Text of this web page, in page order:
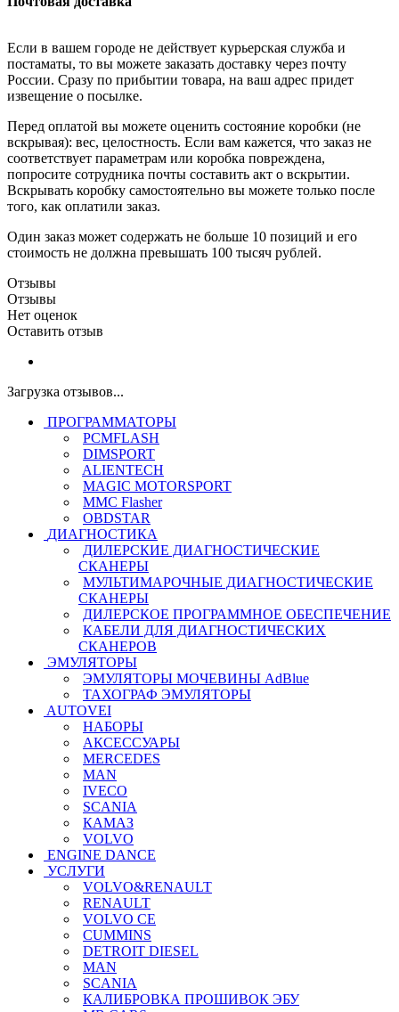
Если в вашем городе не действует курьерская служба и
постаматы, то вы можете заказать доставку через почту
России. Сразу по прибытии товара, на ваш адрес придет
извещение о посылке.
Перед оплатой вы можете оценить состояние коробки (не
вскрывая): вес, целостность. Если вам кажется, что заказ не
соответствует параметрам или коробка повреждена,
попросите сотрудника почты составить акт о вскрытии.
Вскрывать коробку самостоятельно вы можете только после
того, как оплатили заказ.
Один заказ может содержать не больше 10 позиций и его
стоимость не должна превышать 100 тысяч рублей.
Отзывы
Отзывы
Нет оценок
Оставить отзыв
Загрузка отзывов...
ПРОГРАММАТОРЫ
PCMFLASH
DIMSPORT
ALIENTECH
MAGIC MOTORSPORT
MMC Flasher
OBDSTAR
ДИАГНОСТИКА
ДИЛЕРСКИЕ ДИАГНОСТИЧЕСКИЕ
СКАНЕРЫ
МУЛЬТИМАРОЧНЫЕ ДИАГНОСТИЧЕСКИЕ
СКАНЕРЫ
ДИЛЕРСКОЕ ПРОГРАММНОЕ ОБЕСПЕЧЕНИЕ
КАБЕЛИ ДЛЯ ДИАГНОСТИЧЕСКИХ
СКАНЕРОВ
ЭМУЛЯТОРЫ
ЭМУЛЯТОРЫ МОЧЕВИНЫ АdBlue
ТАХОГРАФ ЭМУЛЯТОРЫ
AUTOVEI
НАБОРЫ
АКСЕССУАРЫ
MERCEDES
MAN
IVECO
SCANIA
КАМАЗ
VOLVO
ENGINE DANCE
УСЛУГИ
VOLVO&RENAULT
RENAULT
VOLVO CE
CUMMINS
DETROIT DIESEL
MAN
SCANIA
КАЛИБРОВКА ПРОШИВОК ЭБУ